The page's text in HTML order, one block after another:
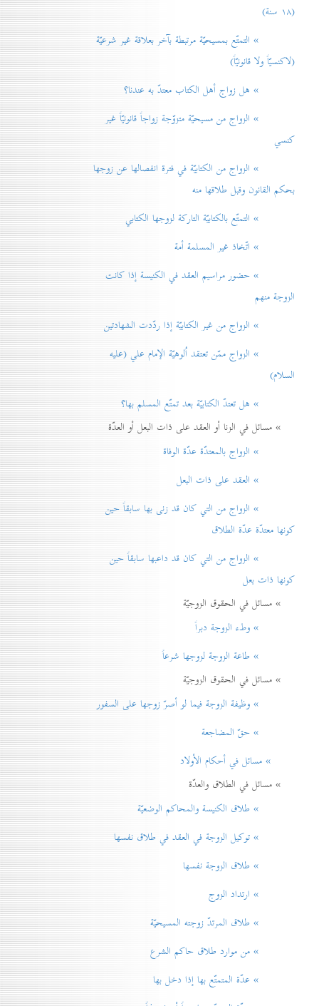
(۱۸ سنة)
» التمتّع بمسيحيّة مرتبطة بآخر بعلاقة غير شرعيّة
(لاكنسيّاً ولا قانونيّاً)
» هل زواج أهل الكتاب معتدّ به عندنا؟
» الزواج من مسيحيّة متزوّجة زواجاً قانونيّاً غير
كنسي
» الزواج من الكتابيّة في فترة انفصالها عن زوجها
بحكم القانون وقبل طلاقها منه
» التمتّع بالكتابيّة التاركة لزوجها الكتابي
» اتّخاذ غير المسلمة أمة
» حضور مراسيم العقد في الكنيسة إذا كانت
الزوجة منهم
» الزواج من غير الكتابيّة إذا ردّدت الشهادتين
» الزواج ممّن تعتقد اُلوهيّة الإمام علي (عليه
السلام)
» هل تعتدّ الكتابيّة بعد تمتّع المسلم بها؟
» مسائل في الزنا أو العقد على ذات البعل أو العدّة
» الزواج بالمعتدّة عدّة الوفاة
» العقد على ذات البعل
» الزواج من التي كان قد زنی بها سابقاً حين
كونها معتدّة عدّة الطلاق
» الزواج من التي كان قد داعبها سابقاً حين
كونها ذات بعل
» مسائل في الحقوق الزوجيّة
» وطء الزوجة دبراً
» طاعة الزوجة لزوجها شرعاً
» مسائل في الحقوق الزوجيّة
» وظيفة الزوجة فيما لو أصرّ زوجها على السفور
» حقّ المضاجعة
» مسائل في أحكام الأولاد
» مسائل في الطلاق والعدّة
» طلاق الكنيسة والمحاكم الوضعيّة
» توكيل الزوجة في العقد في طلاق نفسها
» طلاق الزوجة نفسها
» ارتداد الزوج
» طلاق المرتدّ زوجته المسيحيّة
» من موارد طلاق حاكم الشرع
» عدّة المتمتّع بها إذا دخل بها